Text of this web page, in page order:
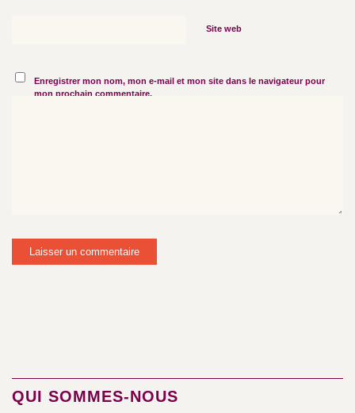
Site web
Enregistrer mon nom, mon e-mail et mon site dans le navigateur pour
mon prochain commentaire.
QUI SOMMES-NOUS